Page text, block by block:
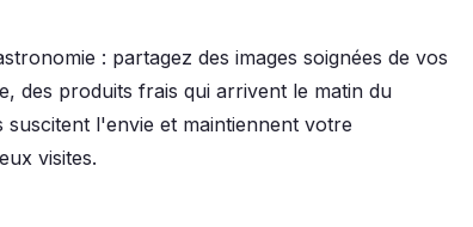
: partagez des images soignées de vos
des produits frais qui arrivent le matin du
l'envie et maintiennent votre
visites.